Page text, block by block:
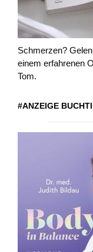
Schmerzen?
einem erfahrenen
Tom.
#ANZEIGE